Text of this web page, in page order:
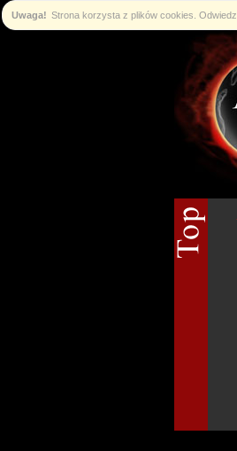
Uwaga! Strona korzysta z plików cookies.